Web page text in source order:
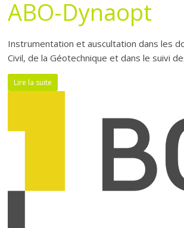
ABO-Dynaopt
Instrumentation et auscultation dans les
Civil, de la Géotechnique et dans le suivi
Lire la suite